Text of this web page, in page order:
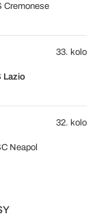
Cremonese
Lazio
33. kolo
Neapol
32. kolo